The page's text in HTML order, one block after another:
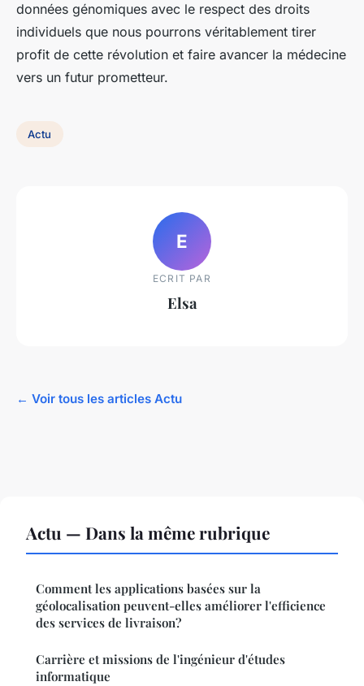
données génomiques avec le respect des droits
individuels que nous pourrons véritablement tirer
profit de cette révolution et faire avancer la médecine
vers un futur prometteur.
Actu
E
ECRIT PAR
Elsa
← Voir tous les articles Actu
Actu — Dans la même rubrique
Comment les applications basées sur la
géolocalisation peuvent-elles améliorer l'efficience
des services de livraison?
Carrière et missions de l'ingénieur d'études
informatique